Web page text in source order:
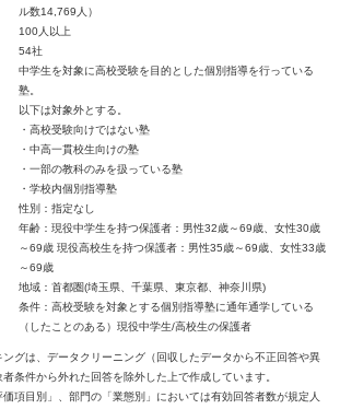
ル数14,769人）
100人以上
54社
中学生を対象に高校受験を目的とした個別指導を行っている
塾。
以下は対象外とする。
・高校受験向けではない塾
・中高一貫校生向けの塾
・一部の教科のみを扱っている塾
・学校内個別指導塾
性別：指定なし
年齢：現役中学生を持つ保護者：男性32歳～69歳、女性30歳
～69歳 現役高校生を持つ保護者：男性35歳～69歳、女性33歳
～69歳
地域：首都圏(埼玉県、千葉県、東京都、神奈川県)
条件：高校受験を対象とする個別指導塾に通年通学している
（したことのある）現役中学生/高校生の保護者
グは、データクリーニング（回収したデータから不正回答や異
条件から外れた回答を除外した上で作成しています。
項目別」、部門の「業態別」においては有効回答者数が規定人